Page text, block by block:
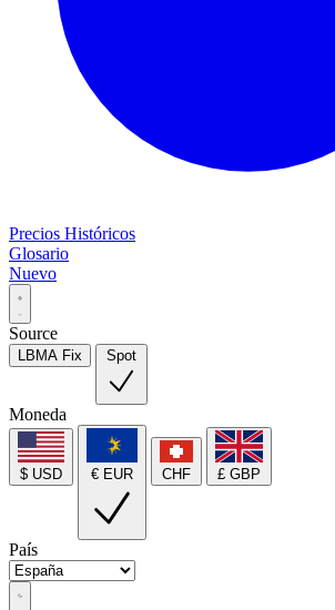
Precios Históricos
Glosario
Nuevo
Source
LBMA Fix Spot
Moneda
$ USD € EUR CHF £ GBP
País